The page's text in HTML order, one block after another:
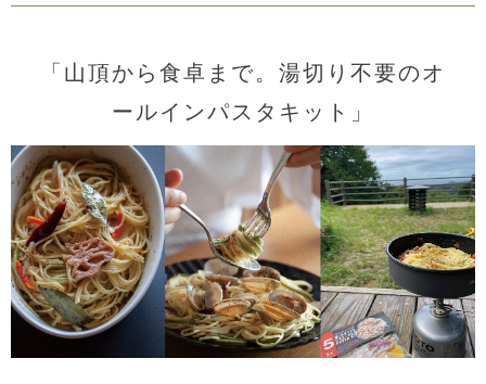
「山頂から食卓まで。湯切り不要のオ
ールインパスタキット」